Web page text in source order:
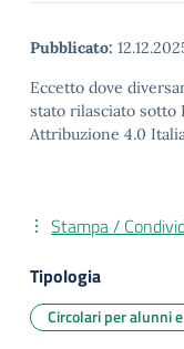
Pubblicato:
Eccetto dove
stato rilasciato sotto
Attribuzione 4.0
Stampa /
Tipologia
Circolari per alunni